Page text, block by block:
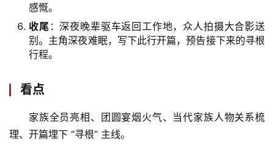
感慨。
收尾 ：深夜晚辈驱车返回工作地，众人拍摄大合影送
别。主角深夜难眠，写下此行开篇，预告接下来的寻根
行程。
看点
家族全员亮相、团圆宴烟火气、当代家族人物关系梳
理、开篇埋下 “寻根” 主线。